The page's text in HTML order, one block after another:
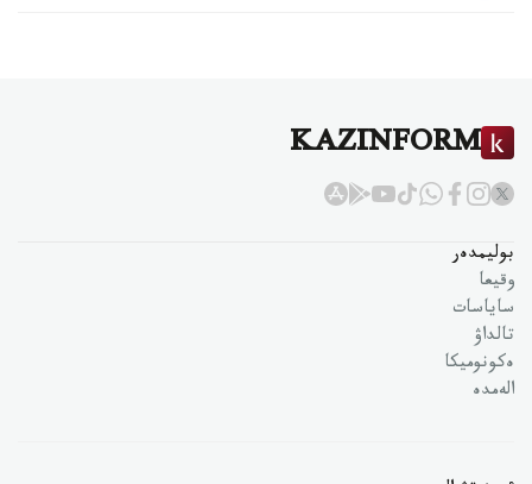
KAZINFORM
بوليمدەر
وقيعا
ساياسات
تالداۋ
ەكونوميكا
الەمدە